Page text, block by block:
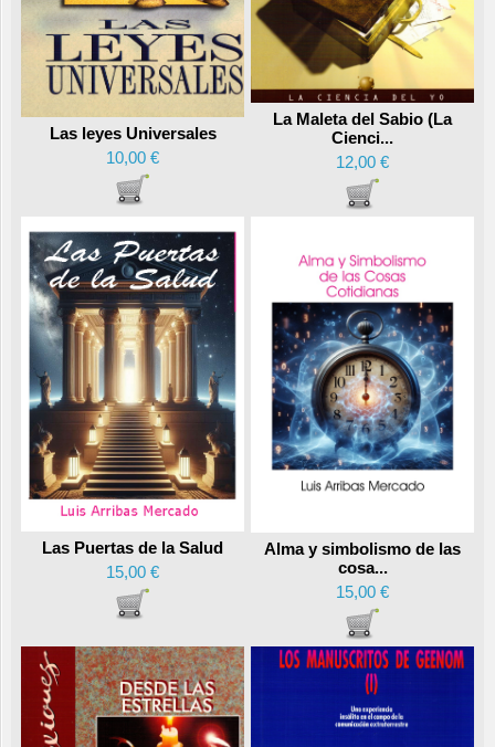
Las leyes Universales
10,00 €
La Maleta del Sabio (La
Cienci...
12,00 €
Las Puertas de la Salud
15,00 €
Alma y simbolismo de las
cosa...
15,00 €